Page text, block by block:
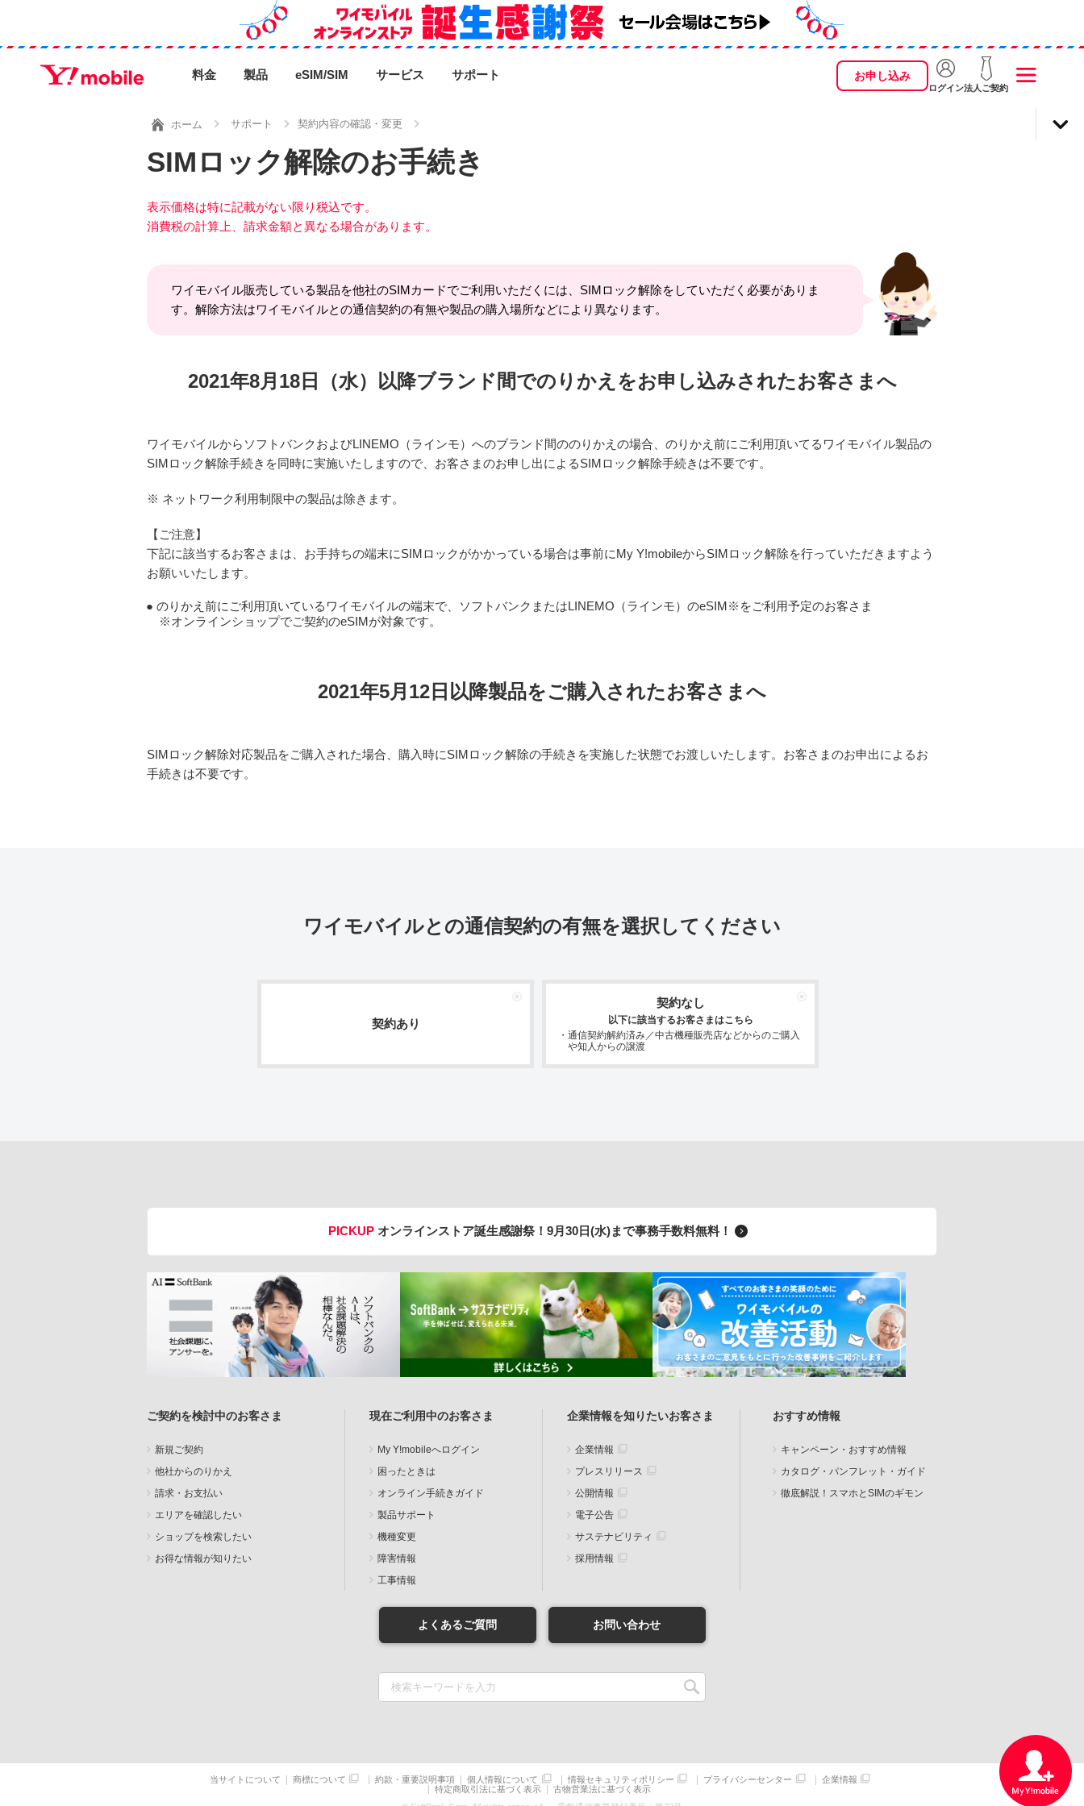
料金 製品 eSIM/SIM サービス サポート お申し込み
ログイン法人ご契約
ホーム サポート 契約内容の確認・変更
SIMロック解除のお手続き
表示価格は特に記載がない限り税込です。
消費税の計算上、請求金額と異なる場合があります。
ワイモバイル販売している製品を他社のSIMカードでご利用いただくには、SIMロック解除をしていただく必要がありま
す。解除方法はワイモバイルとの通信契約の有無や製品の購入場所などにより異なります。
2021年8月18日（水）以降ブランド間でのりかえをお申し込みされたお客さまへ
ワイモバイルからソフトバンクおよびLINEMO（ラインモ）へのブランド間ののりかえの場合、のりかえ前にご利用頂いてるワイモバイル製品の
SIMロック解除手続きを同時に実施いたしますので、お客さまのお申し出によるSIMロック解除手続きは不要です。
※ ネットワーク利用制限中の製品は除きます。
【ご注意】
下記に該当するお客さまは、お手持ちの端末にSIMロックがかかっている場合は事前にMy Y!mobileからSIMロック解除を行っていただきますよう
お願いいたします。
のりかえ前にご利用頂いているワイモバイルの端末で、ソフトバンクまたはLINEMO（ラインモ）のeSIM※をご利用予定のお客さま
※オンラインショップでご契約のeSIMが対象です。
2021年5月12日以降製品をご購入されたお客さまへ
SIMロック解除対応製品をご購入された場合、購入時にSIMロック解除の手続きを実施した状態でお渡しいたします。お客さまのお申出によるお
手続きは不要です。
ワイモバイルとの通信契約の有無を選択してください
契約あり
契約なし
以下に該当するお客さまはこちら
・通信契約解約済み／中古機種販売店などからのご購入
や知人からの譲渡
PICKUP オンラインストア誕生感謝祭！ 9月30日(水)まで事務手数料無料！
ご契約を検討中のお客さま
新規ご契約
他社からのりかえ
請求・お支払い
エリアを確認したい
ショップを検索したい
お得な情報が知りたい
現在ご利用中のお客さま
My Y!mobileへログイン
困ったときは
オンライン手続きガイド
製品サポート
機種変更
障害情報
工事情報
企業情報を知りたいお客さま
企業情報
プレスリリース
公開情報
電子公告
サステナビリティ
採用情報
おすすめ情報
キャンペーン・おすすめ情報
カタログ・パンフレット・ガイド
徹底解説！スマホとSIMのギモン
よくあるご質問 お問い合わせ
当サイトについて 商標について 約款・重要説明事項 個人情報について 情報セキュリティポリシー プライバシーセンター
企業情報
特定商取引法に基づく表示
古物営業法に基づく表示